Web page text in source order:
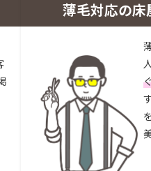
薄毛対応の